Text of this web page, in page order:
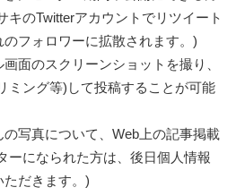
キのTwitterアカウントでリツイート
フォロワーに拡散されます。)
面のスクリーンショットを撮り、
ミング等)して投稿することが可能
写真について、Web上の記事掲載
ーになられた方は、後日個人情報
だきます。)